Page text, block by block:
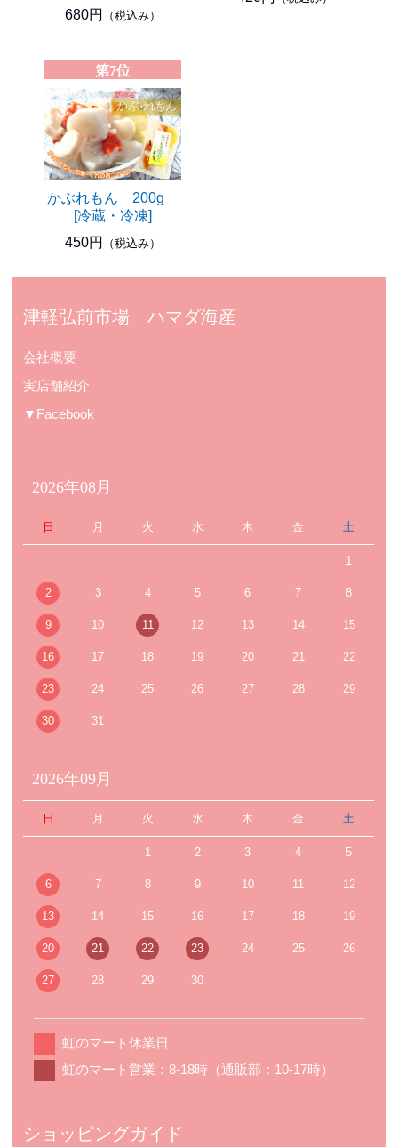
680円
（税込み）
第7位
かぶれもん 200g
[冷蔵・冷凍]
450円
（税込み）
津軽弘前市場 ハマダ海産
会社概要
実店舗紹介
▼Facebook
2026年08月
日 月 火 水 木 金 土
1
2 3 4 5 6 7 8
9 10 11 12 13 14 15
16 17 18 19 20 21 22
23 24 25 26 27 28 29
30 31
2026年09月
日 月 火 水 木 金 土
1 2 3 4 5
6 7 8 9 10 11 12
13 14 15 16 17 18 19
20 21 22 23 24 25 26
27 28 29 30
虹のマート休業日
虹のマート営業：8-18時（通販部：10-17時）
ショッピングガイド